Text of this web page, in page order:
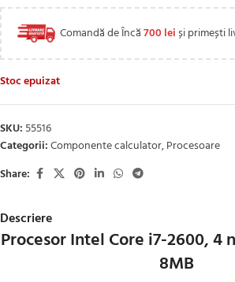
Comandă de Încă700 leiși primești
Stoc epuizat
SKU: 55516
Categorii:Componente calculator,Procesoare
Share:
Descriere
Procesor Intel Core i7-2600, 4
8MB